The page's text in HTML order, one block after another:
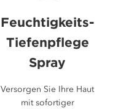
Feuchtigkeits-
Tiefenpflege
Spray
Versorgen Sie Ihre Haut
mit sofortiger